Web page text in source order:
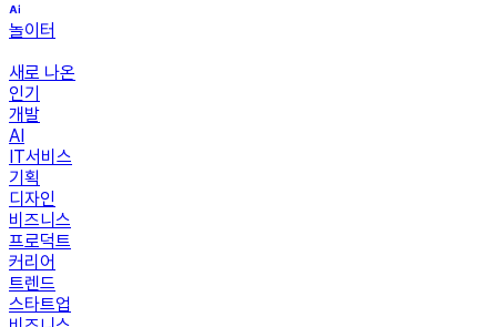
놀이터
새로 나온
인기
개발
AI
IT서비스
기획
디자인
비즈니스
프로덕트
커리어
트렌드
스타트업